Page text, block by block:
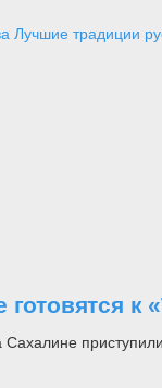
Лучшие традиции
к
Сахалине